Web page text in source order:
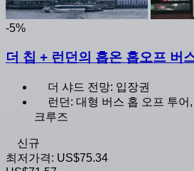
-5%
더 칩 + 런던의 홉온 홉오프 버
더 샤드 전망: 입장권
런던: 대형 버스 홉 오프 투어
크루즈
신규
최저가격: US$75.34